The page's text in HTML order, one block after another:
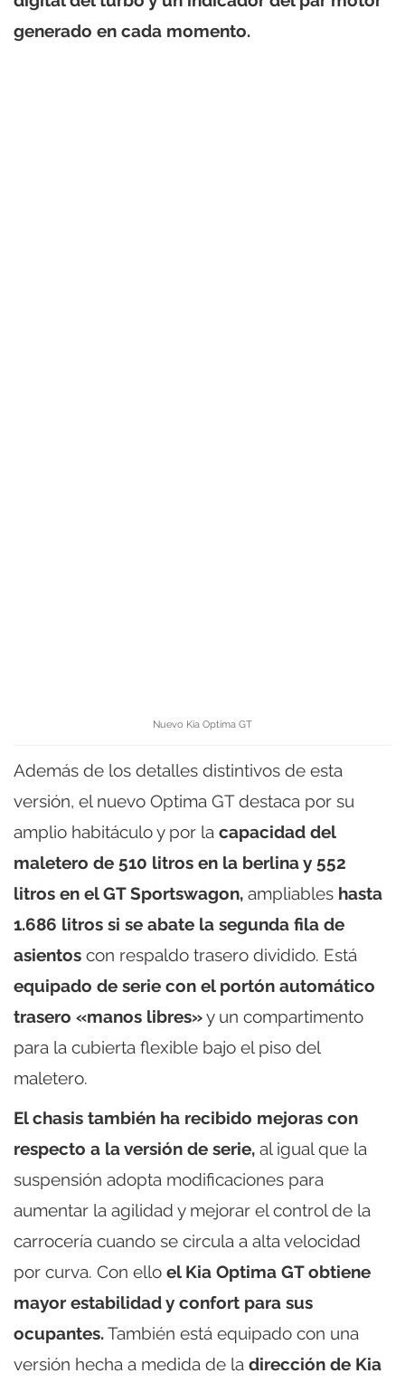
generado en cada momento.
Nuevo Kia Optima GT
Además de los detalles distintivos de esta
versión, el nuevo Optima GT destaca por su
amplio habitáculo y por la capacidad del
maletero de 510 litros en la berlina y 552
litros en el GT Sportswagon, ampliables hasta
1.686 litros si se abate la segunda fila de
asientos con respaldo trasero dividido. Está
equipado de serie con el portón automático
trasero «manos libres»y un compartimento
para la cubierta flexible bajo el piso del
maletero.
El chasis también ha recibido mejoras con
respecto a la versión de serie, al igual que la
suspensión adopta modificaciones para
aumentar la agilidad y mejorar el control de la
carrocería cuando se circula a alta velocidad
por curva. Con ello el Kia Optima GT obtiene
mayor estabilidad y confort para sus
ocupantes.También está equipado con una
versión hecha a medida de la dirección de Kia